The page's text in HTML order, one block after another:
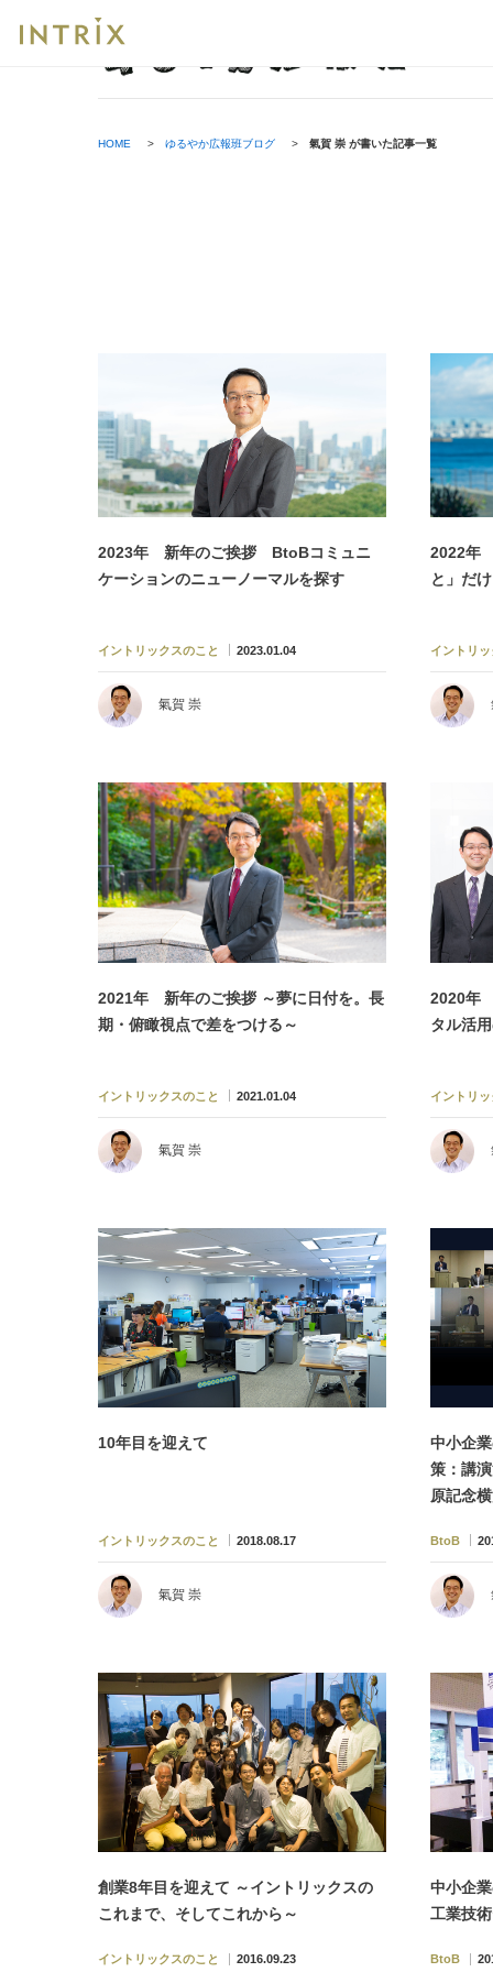
ブ
HOME ゆるやか広報班ブログ 氣賀 崇 が書いた記事一覧
2023年 新年のご挨拶 BtoBコミュニ
ケーションのニューノーマルを探す
イントリックスのこと 2023.01.04
氣賀 崇
2022年
と」だ
イントリ
2021年 新年のご挨拶 ～夢に日付を。長
期・俯瞰視点で差をつける～
イントリックスのこと 2021.01.04
氣賀 崇
2020年
タル活
イントリ
10年目を迎えて
イントリックスのこと 2018.08.17
氣賀 崇
中小企
策：講
原記念
BtoB
創業8年目を迎えて ～イントリックスの
これまで、そしてこれから～
イントリックスのこと 2016.09.23
中小企
工業技
BtoB